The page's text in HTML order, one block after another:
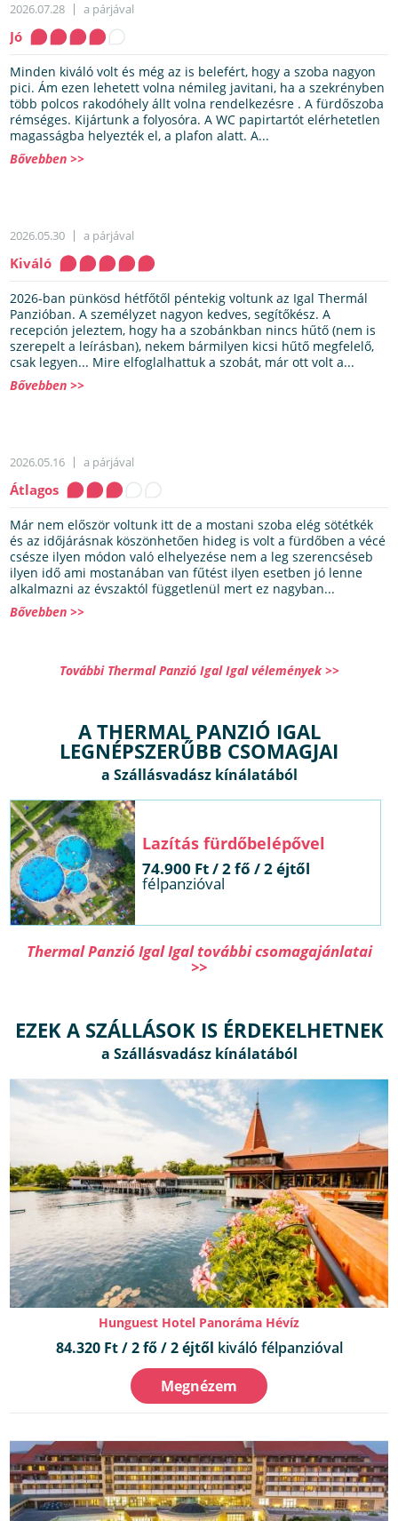
2026.07.28 a párjával
Jó
Minden kiváló volt és még az is belefért, hogy a szoba nagyon
pici. Ám ezen lehetett volna némileg javitani, ha a szekrényben
több polcos rakodóhely állt volna rendelkezésre . A fürdőszoba
rémséges. Kijártunk a folyosóra. A WC papirtartót elérhetetlen
magasságba helyezték el, a plafon alatt. A...
Bővebben >>
2026.05.30 a párjával
Kiváló
2026-ban pünkösd hétfőtől péntekig voltunk az Igal Thermál
Panzióban. A személyzet nagyon kedves, segítőkész. A
recepción jeleztem, hogy ha a szobánkban nincs hűtő (nem is
szerepelt a leírásban), nekem bármilyen kicsi hűtő megfelelő,
csak legyen... Mire elfoglalhattuk a szobát, már ott volt a...
Bővebben >>
2026.05.16 a párjával
Átlagos
Már nem először voltunk itt de a mostani szoba elég sötétkék
és az időjárásnak köszönhetően hideg is volt a fürdőben a vécé
csésze ilyen módon való elhelyezése nem a leg szerencséseb
ilyen idő ami mostanában van fűtést ilyen esetben jó lenne
alkalmazni az évszaktól függetlenül mert ez nagyban...
Bővebben >>
További Thermal Panzió Igal Igal vélemények >>
A THERMAL PANZIÓ IGAL
LEGNÉPSZERŰBB CSOMAGJAI
Lazítás fürdőbelépővel
74.900 Ft / 2 fő / 2 éjtől
félpanzióval
Thermal Panzió Igal Igal további csomagajánlatai
>>
EZEK A SZÁLLÁSOK IS ÉRDEKELHETNEK
Hunguest Hotel Panoráma Hévíz
84.320 Ft / 2 fő / 2 éjtől kiváló félpanzióval
Megnézem